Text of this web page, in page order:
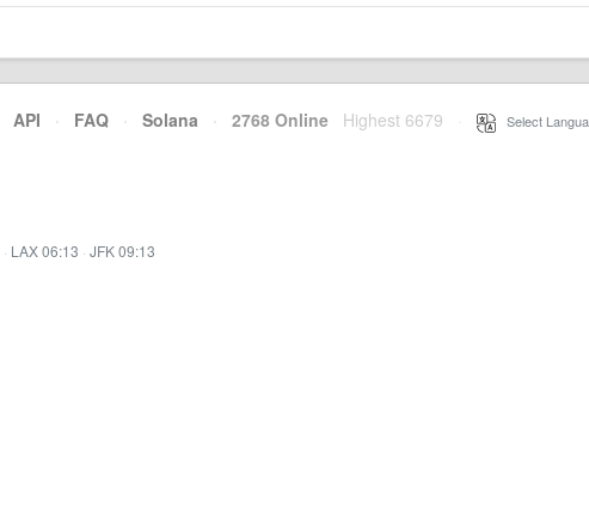
API · FAQ · Solana · 2768 Online Highest 6679 Select
· LAX 06:13 · JFK 09:13